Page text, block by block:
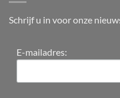
Schrijf u in voor onze
E-mailadres: